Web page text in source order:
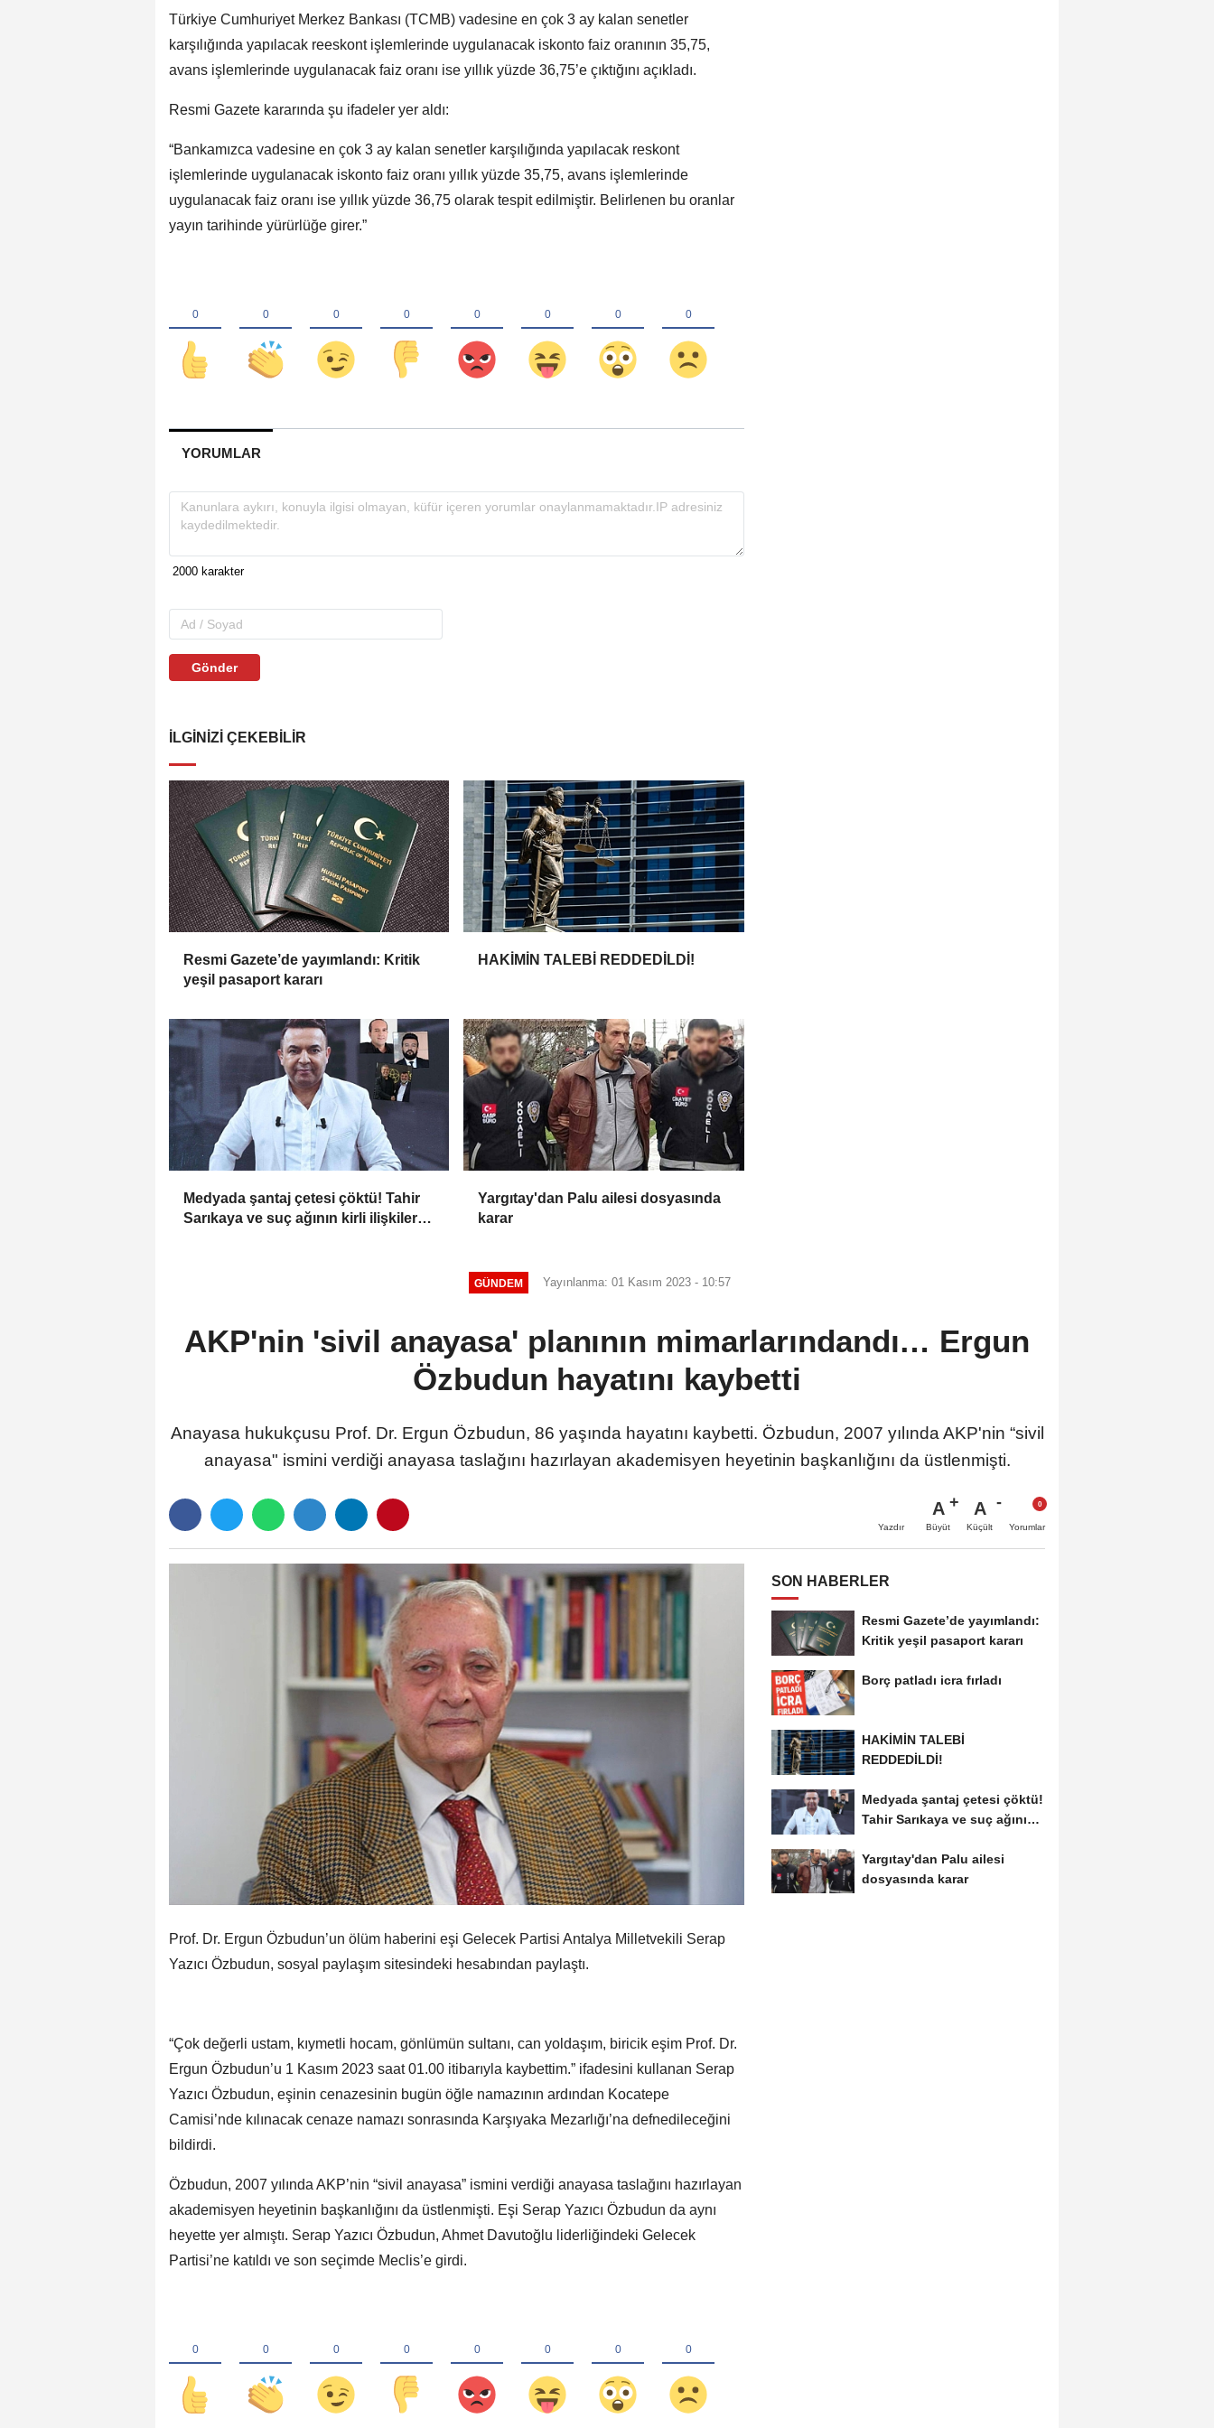
Türkiye Cumhuriyet Merkez Bankası (TCMB) vadesine en çok 3 ay kalan senetler
karşılığında yapılacak reeskont işlemlerinde uygulanacak iskonto faiz oranının 35,75,
avans işlemlerinde uygulanacak faiz oranı ise yıllık yüzde 36,75’e çıktığını açıkladı.
Resmi Gazete kararında şu ifadeler yer aldı:
“Bankamızca vadesine en çok 3 ay kalan senetler karşılığında yapılacak reskont
işlemlerinde uygulanacak iskonto faiz oranı yıllık yüzde 35,75, avans işlemlerinde
uygulanacak faiz oranı ise yıllık yüzde 36,75 olarak tespit edilmiştir. Belirlenen bu oranlar
yayın tarihinde yürürlüğe girer.”
YORUMLAR
Gönder
İLGINIZI ÇEKEBILIR
Resmi Gazete’de yayımlandı: Kritik
yeşil pasaport kararı
HAKİMİN TALEBİ REDDEDİLDİ!
Medyada şantaj çetesi çöktü! Tahir
Sarıkaya ve suç ağının kirli ilişkiler
Yargıtay'dan Palu ailesi dosyasında
karar
GÜNDEM Yayınlanma: 01 Kasım 2023 - 10:57
AKP'nin 'sivil anayasa' planının mimarlarındandı… Ergun
Özbudun hayatını kaybetti
Anayasa hukukçusu Prof. Dr. Ergun Özbudun, 86 yaşında hayatını kaybetti. Özbudun, 2007 yılında AKP'nin “sivil
anayasa" ismini verdiği anayasa taslağını hazırlayan akademisyen heyetinin başkanlığını da üstlenmişti.
Yazdır
A
Büyüt
A
Küçült Yorumlar
Prof. Dr. Ergun Özbudun’un ölüm haberini eşi Gelecek Partisi Antalya Milletvekili Serap
Yazıcı Özbudun, sosyal paylaşım sitesindeki hesabından paylaştı.
“Çok değerli ustam, kıymetli hocam, gönlümün sultanı, can yoldaşım, biricik eşim Prof. Dr.
Ergun Özbudun’u 1 Kasım 2023 saat 01.00 itibarıyla kaybettim.” ifadesini kullanan Serap
Yazıcı Özbudun, eşinin cenazesinin bugün öğle namazının ardından Kocatepe
Camisi’nde kılınacak cenaze namazı sonrasında Karşıyaka Mezarlığı’na defnedileceğini
bildirdi.
Özbudun, 2007 yılında AKP’nin “sivil anayasa” ismini verdiği anayasa taslağını hazırlayan
akademisyen heyetinin başkanlığını da üstlenmişti. Eşi Serap Yazıcı Özbudun da aynı
heyette yer almıştı. Serap Yazıcı Özbudun, Ahmet Davutoğlu liderliğindeki Gelecek
Partisi’ne katıldı ve son seçimde Meclis’e girdi.
SON HABERLER
Resmi Gazete’de yayımlandı:
Kritik yeşil pasaport kararı
Borç patladı icra fırladı
HAKİMİN TALEBİ
REDDEDİLDİ!
Medyada şantaj çetesi çöktü!
Tahir Sarıkaya ve suç ağının
Yargıtay'dan Palu ailesi
dosyasında karar